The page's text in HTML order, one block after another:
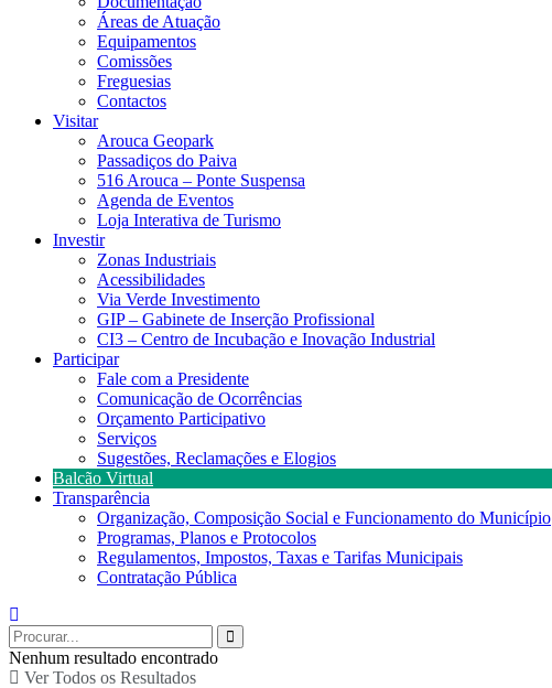
Áreas de Atuação
Equipamentos
Comissões
Freguesias
Contactos
Visitar
Arouca Geopark
Passadiços do Paiva
516 Arouca – Ponte Suspensa
Agenda de Eventos
Loja Interativa de Turismo
Investir
Zonas Industriais
Acessibilidades
Via Verde Investimento
GIP – Gabinete de Inserção Profissional
CI3 – Centro de Incubação e Inovação Industrial
Participar
Fale com a Presidente
Comunicação de Ocorrências
Orçamento Participativo
Serviços
Sugestões, Reclamações e Elogios
Balcão Virtual
Transparência
Organização, Composição Social e Funcionamento do Município
Programas, Planos e Protocolos
Regulamentos, Impostos, Taxas e Tarifas Municipais
Contratação Pública
Nenhum resultado encontrado
Ver Todos os Resultados